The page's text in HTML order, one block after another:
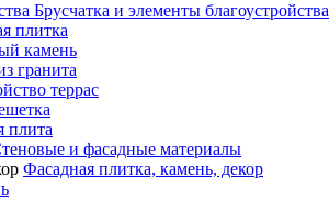
Брусчатка и элементы благоустройства
плитка
камень
гранита
террас
плита
и фасадные материалы
Фасадная плитка, камень, декор